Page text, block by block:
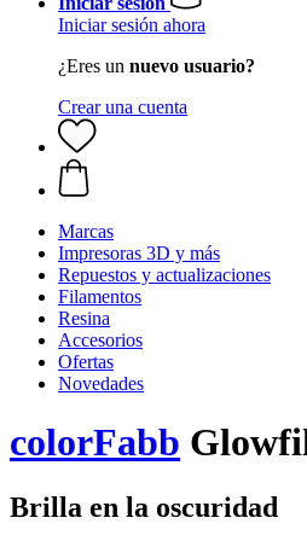
Iniciar sesión ahora
¿Eres un nuevo usuario?
Crear una cuenta
Marcas
Impresoras 3D y más
Repuestos y actualizaciones
Filamentos
Resina
Accesorios
Ofertas
Novedades
colorFabb
Brilla en la oscuridad